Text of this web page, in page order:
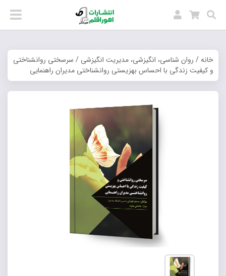
خانه/ روان شناسی، انگیزشی، مدیریت انگیزشی / سرسختی روانشناختی
و کیفیت زندگی با احساس بهزیستی روانشناختی مدیران راهنمایی